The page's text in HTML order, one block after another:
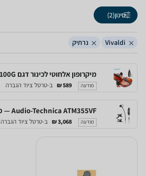
סינון(2)
Vivaldi נרתיק
מיקרופון אלחוטי לכינור דגם Freedom G6100G
מודעה 589 ₪ ב-טרטל ציוד הגברה
מודעה 3,068 ₪ ב-טרטל ציוד הגברה